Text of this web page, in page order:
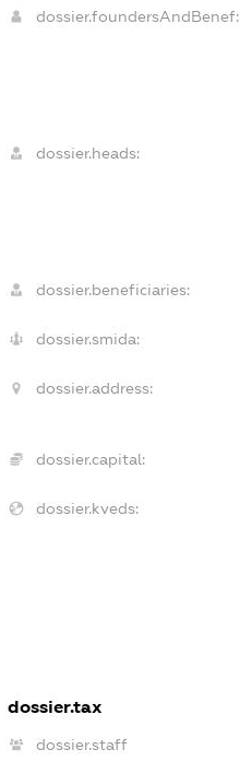
dossier.foundersAndBenef:
dossier.heads:
dossier.beneficiaries:
dossier.smida:
dossier.address:
dossier.capital:
dossier.kveds:
dossier.tax
dossier.staff